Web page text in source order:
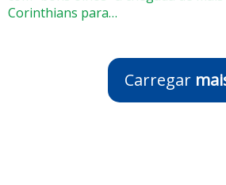
Corinthians para…
Carregar